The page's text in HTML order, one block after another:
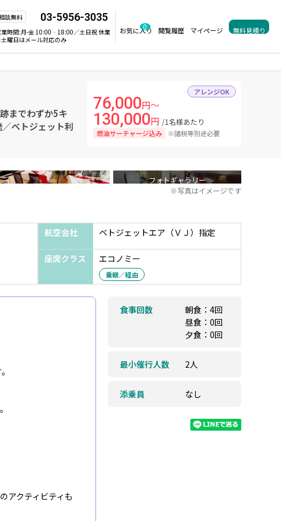
談無料 03-5956-3035
業時間:月-金 10:00‐18:00／土日祝 休業
曜日はメール対応のみ
お気に入り
0 閲覧履歴 マイページ 無料見積り
までわずか5キ
ベトジェット利
アレンジOK
76,000円～
130,000円 /1名様あたり
燃油サーチャージ込み ※諸税等別途必要
フォトギャラリー
※写真はイメージです
航空会社 ベトジェットエア（ＶＪ）指定
座席クラス エコノミー
乗継／経由
アクティビティも
食事回数
朝食：4回
昼食：0回
夕食：0回
最小催行人数 2人
添乗員 なし